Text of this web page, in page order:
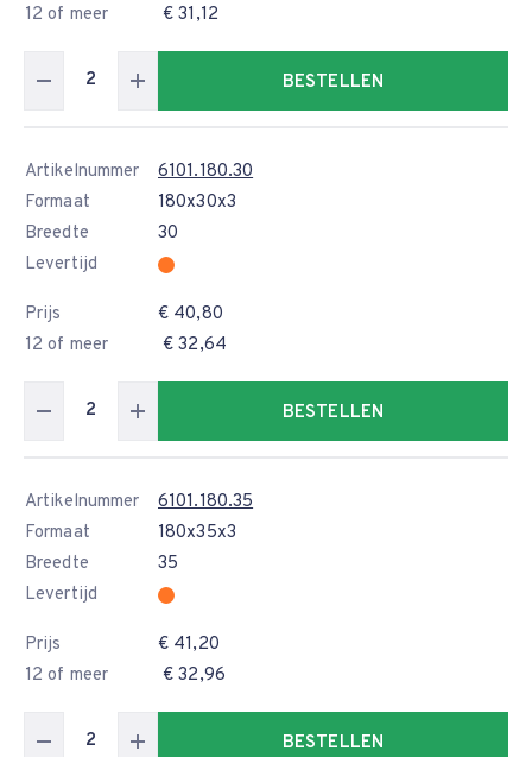
12 of meer
€ 31,12
BESTELLEN
Artikelnummer
6101.180.30
Formaat
180x30x3
Breedte
30
Levertijd
Prijs
€ 40,80
12 of meer
€ 32,64
BESTELLEN
Artikelnummer
6101.180.35
Formaat
180x35x3
Breedte
35
Levertijd
Prijs
€ 41,20
12 of meer
€ 32,96
BESTELLEN